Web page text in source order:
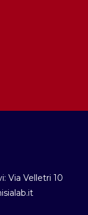
Via Velletri 10